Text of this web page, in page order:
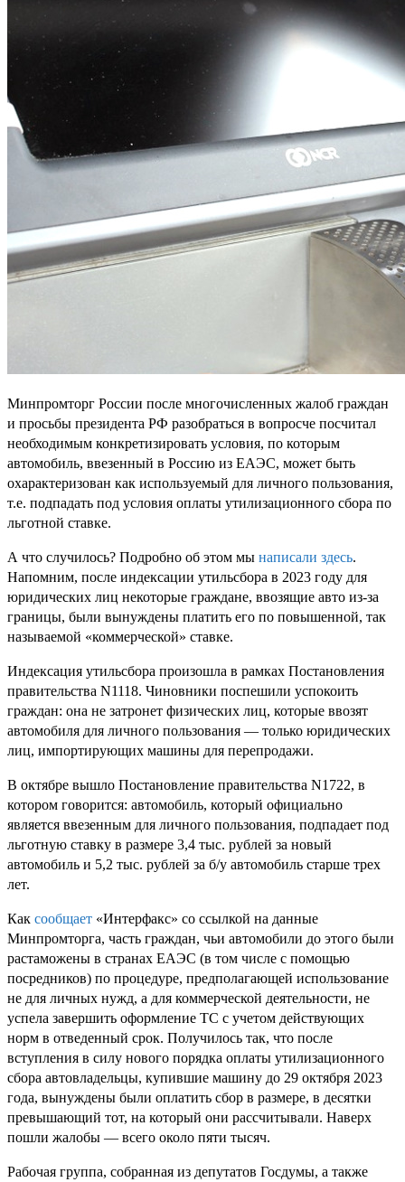
Минпромторг России после многочисленных жалоб граждан
и просьбы президента РФ разобраться в вопросче посчитал
необходимым конкретизировать условия, по которым
автомобиль, ввезенный в Россию из ЕАЭС, может быть
охарактеризован как используемый для личного пользования,
т.е. подпадать под условия оплаты утилизационного сбора по
льготной ставке.
А что случилось? Подробно об этом мы написали здесь.
Напомним, после индексации утильсбора в 2023 году для
юридических лиц некоторые граждане, ввозящие авто из-за
границы, были вынуждены платить его по повышенной, так
называемой «коммерческой» ставке.
Индексация утильсбора произошла в рамках Постановления
правительства N1118. Чиновники поспешили успокоить
граждан: она не затронет физических лиц, которые ввозят
автомобиля для личного пользования — только юридических
лиц, импортирующих машины для перепродажи.
В октябре вышло Постановление правительства N1722, в
котором говорится: автомобиль, который официально
является ввезенным для личного пользования, подпадает под
льготную ставку в размере 3,4 тыс. рублей за новый
автомобиль и 5,2 тыс. рублей за б/у автомобиль старше трех
лет.
Как сообщает «Интерфакс» со ссылкой на данные
Минпромторга, часть граждан, чьи автомобили до этого были
растаможены в странах ЕАЭС (в том числе с помощью
посредников) по процедуре, предполагающей использование
не для личных нужд, а для коммерческой деятельности, не
успела завершить оформление ТС с учетом действующих
норм в отведенный срок. Получилось так, что после
вступления в силу нового порядка оплаты утилизационного
сбора автовладельцы, купившие машину до 29 октября 2023
года, вынуждены были оплатить сбор в размере, в десятки
превышающий тот, на который они рассчитывали. Наверх
пошли жалобы — всего около пяти тысяч.
Рабочая группа, собранная из депутатов Госдумы, а также